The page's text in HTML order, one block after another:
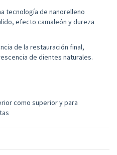
tecnología de nanorelleno
efecto camaleón y dureza
de la restauración final,
de dientes naturales.
como superior y para